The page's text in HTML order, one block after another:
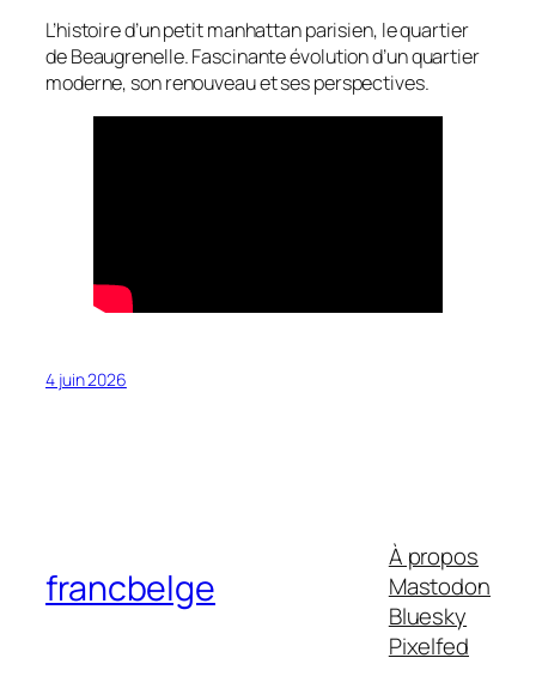
L’histoire d’un petit manhattan parisien, le quartier
de Beaugrenelle. Fascinante évolution d’un quartier
moderne, son renouveau et ses perspectives.
4 juin 2026
francbelge
À propos
Mastodon
Bluesky
Pixelfed